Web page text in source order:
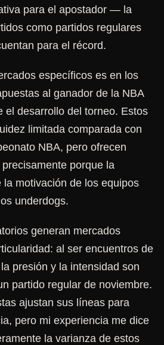
para el apostador — la
como partidos regulares
para el récord.
específicos es en los
al ganador de la NBA
el desarrollo del torneo. Estos
limitada comparada con
NBA, pero ofrecen
porque la
la motivación de los equipos
underdogs.
generan mercados
al ser encuentros de
presión y la intensidad son
partido regular de noviembre.
ajustan sus líneas para
pero mi experiencia me dice
la varianza de estos